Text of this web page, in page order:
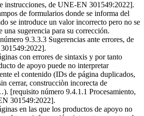
instrucciones, de UNE-EN 301549:2022].
de formularios donde se informa del
se introduce un valor incorrecto pero no se
una sugerencia para su corrección.
9.3.3.3 Sugerencias ante errores, de
con errores de sintaxis y por tanto
de apoyo puede no interpretar
el contenido (IDs de página duplicados,
cerrar, construcciòn incorecta de
[requisito número 9.4.1.1 Procesamiento,
301549:2022].
en las que los productos de apoyo no